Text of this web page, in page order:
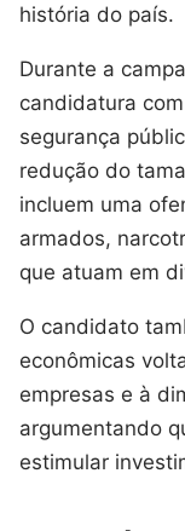
história do país.
Durante a
candidatura
segurança
redução do
incluem uma
armados,
que atuam em
O candidato
econômicas
empresas e à
argumentando
estimular